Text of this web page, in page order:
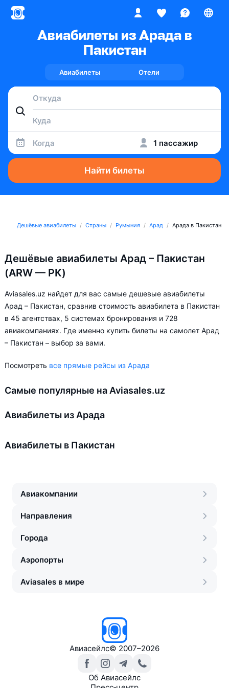
Авиабилеты из Арада в
Пакистан
Авиабилеты Отели
Когда 1 пассажир
Найти билеты
Дешёвые авиабилеты Страны Румыния Арад Арада в Пакистан
Дешёвые авиабилеты Арад – Пакистан
(ARW — PK)
Aviasales.uz найдет для вас самые дешевые авиабилеты
Арад – Пакистан, сравнив стоимость авиабилета в Пакистан
в 45 агентствах, 5 системах бронирования и 728
авиакомпаниях. Где именно купить билеты на самолет Арад
– Пакистан – выбор за вами.
Посмотреть все прямые рейсы из Арада
Самые популярные на Aviasales.uz
Авиабилеты из Арада
Авиабилеты в Пакистан
Авиакомпании
Направления
Города
Аэропорты
Aviasales в мире
Авиасейлс© 2007–2026
Об Авиасейлс